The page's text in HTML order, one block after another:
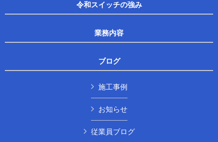
令和スイッチの強み
業務内容
ブログ
施工事例
お知らせ
従業員ブログ